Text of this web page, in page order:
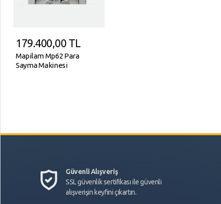
179.400,00TL
Mapilam Mp62 Para
Sayma Makinesi
Güvenli Alışveriş
SSL güvenlik sertifikası ile güvenli
alışverişin keyfini çıkartın.